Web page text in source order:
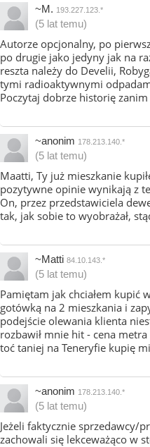
~M. 193.227.123.*
(5 lat temu)
Autorze opcjonalny, po
po drugie jako jedyny jak na
reszta należy do Develii,
tymi radioaktywnymi
Poczytaj dobrze historię zanim
~anonim 178.213.140.*
(5 lat temu)
Maatti, Ty już mieszkanie
pozytywne opinie wynikają z
On, przez przedstawiciela
tak, jak sobie to wyobrażał,
~Matti 84.10.143.*
(5 lat temu)
Pamiętam jak chciałem kupić
gotówką na 2 mieszkania i
podejście olewania klienta
rozbawił mnie hit - cena
toć taniej na Teneryfie kupię
~anonim 178.213.140.*
(5 lat temu)
Jeżeli faktycznie sprzedawcy/
zachowali się lekceważąco w